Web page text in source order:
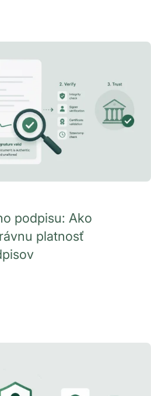
podpisu: Ako
platnosť